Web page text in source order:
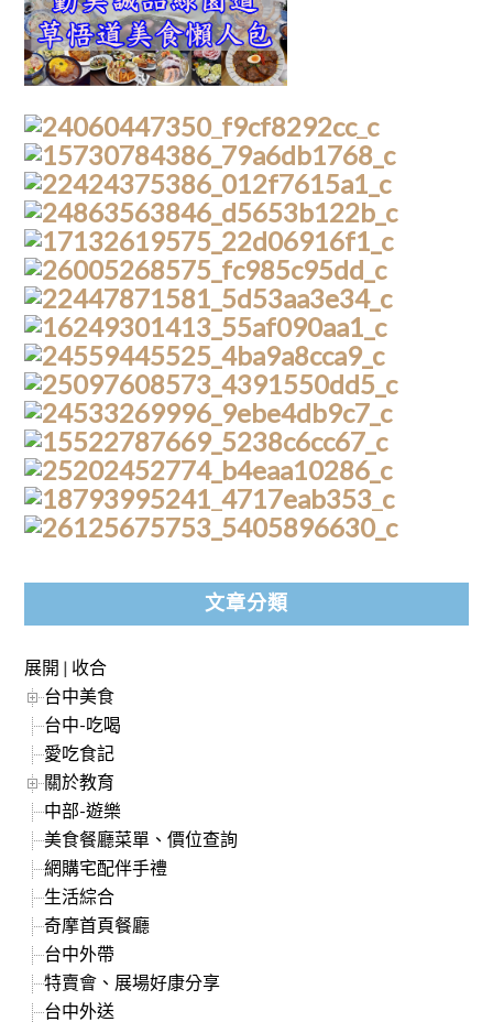
文章分類
展開 | 收合
台中美食
台中-吃喝
愛吃食記
關於教育
中部-遊樂
美食餐廳菜單、價位查詢
網購宅配伴手禮
生活綜合
奇摩首頁餐廳
台中外帶
特賣會、展場好康分享
台中外送